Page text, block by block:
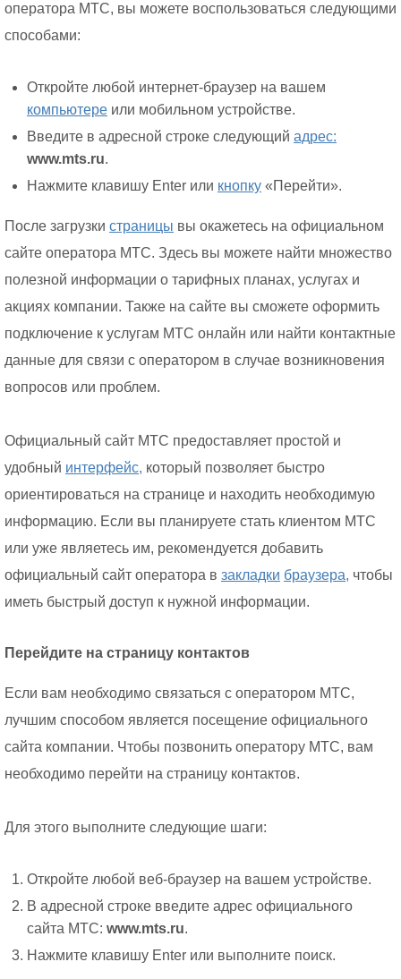
оператора МТС, вы можете воспользоваться следующими
способами:
Откройте любой интернет-браузер на вашем
компьютере или мобильном устройстве.
Введите в адресной строке следующий адрес:
www.mts.ru.
Нажмите клавишу Enter или кнопку «Перейти».
После загрузки страницы вы окажетесь на официальном
сайте оператора МТС. Здесь вы можете найти множество
полезной информации о тарифных планах, услугах и
акциях компании. Также на сайте вы сможете оформить
подключение к услугам МТС онлайн или найти контактные
данные для связи с оператором в случае возникновения
вопросов или проблем.
Официальный сайт МТС предоставляет простой и
удобный интерфейс, который позволяет быстро
ориентироваться на странице и находить необходимую
информацию. Если вы планируете стать клиентом МТС
или уже являетесь им, рекомендуется добавить
официальный сайт оператора в закладки браузера, чтобы
иметь быстрый доступ к нужной информации.
Перейдите на страницу контактов
Если вам необходимо связаться с оператором МТС,
лучшим способом является посещение официального
сайта компании. Чтобы позвонить оператору МТС, вам
необходимо перейти на страницу контактов.
Для этого выполните следующие шаги:
Откройте любой веб-браузер на вашем устройстве.
В адресной строке введите адрес официального
сайта МТС: www.mts.ru.
Нажмите клавишу Enter или выполните поиск.